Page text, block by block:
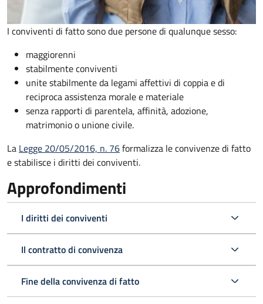
I conviventi di fatto sono due persone di qualunque sesso:
maggiorenni
stabilmente conviventi
unite stabilmente da legami affettivi di coppia e di
reciproca assistenza morale e materiale
senza rapporti di parentela, affinità, adozione,
matrimonio o unione civile.
La Legge 20/05/2016, n. 76formalizza le convivenze di fatto
e stabilisce i diritti dei conviventi.
Approfondimenti
I diritti dei conviventi
Il contratto di convivenza
Fine della convivenza di fatto